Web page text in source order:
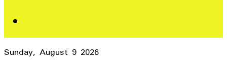
Sunday, August 9 2026